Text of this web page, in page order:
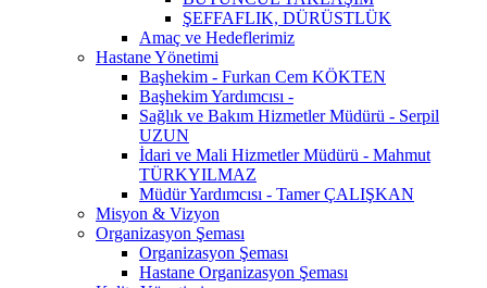
ŞEFFAFLIK, DÜRÜSTLÜK
Amaç ve Hedeflerimiz
Hastane Yönetimi
Başhekim - Furkan Cem KÖKTEN
Başhekim Yardımcısı -
Sağlık ve Bakım Hizmetler Müdürü - Serpil
UZUN
İdari ve Mali Hizmetler Müdürü - Mahmut
TÜRKYILMAZ
Müdür Yardımcısı - Tamer ÇALIŞKAN
Misyon & Vizyon
Organizasyon Şeması
Organizasyon Şeması
Hastane Organizasyon Şeması